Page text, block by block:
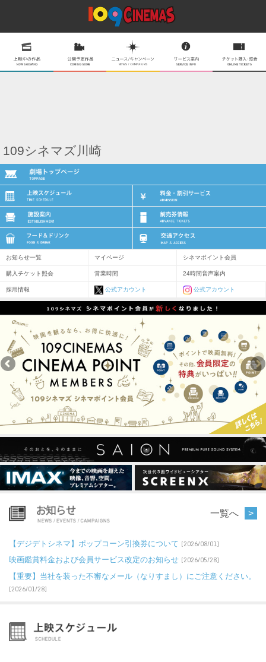
109シネマズ川崎
お知らせ一覧 マイページ シネマポイント会員
購入チケット照会 営業時間 24時間音声案内
採用情報 公式アカウント 公式アカウント
一覧へ
【デジデトシネマ】ポップコーン引換券について [2026/08/01]
映画鑑賞料金および会員サービス改定のお知らせ [2026/05/28]
【重要】当社を装った不審なメール（なりすまし）にご注意ください。
[2026/01/28]